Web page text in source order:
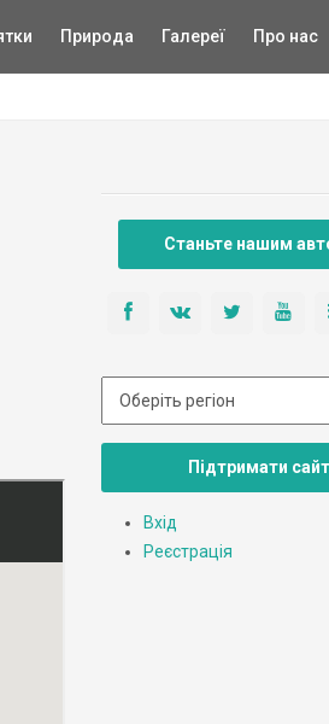
Природа Галереї Про нас
Станьте нашим
Підтримати сайт
Вхід
Реєстрація